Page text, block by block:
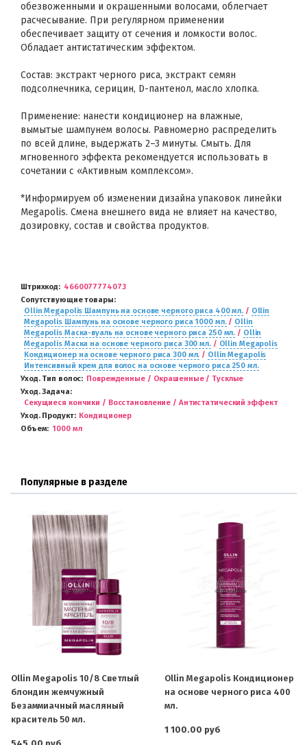
обезвоженными и окрашенными волосами, облегчает
расчесывание. При регулярном применении
обеспечивает защиту от сечения и ломкости волос.
Обладает антистатическим эффектом.
Состав: экстракт черного риса, экстракт семян
подсолнечника, серицин, D-пантенол, масло хлопка.
Применение: нанести кондиционер на влажные,
вымытые шампунем волосы. Равномерно распределить
по всей длине, выдержать 2–3 минуты. Смыть. Для
мгновенного эффекта рекомендуется использовать в
сочетании с «Активным комплексом».
*Информируем об изменении дизайна упаковок линейки
Megapolis. Смена внешнего вида не влияет на качество,
дозировку, состав и свойства продуктов.
Штрихкод
4660077774073
Сопутствующие товары
Ollin Megapolis Шампунь на основе черного риса 400 мл./ Ollin
Megapolis Шампунь на основе черного риса 1000 мл./ Ollin
Megapolis Маска-вуаль на основе черного риса 250 мл. / Ollin
Megapolis Маска на основе черного риса 300 мл./ Ollin Megapolis
Кондиционер на основе черного риса 300 мл. / Ollin Megapolis
Интенсивный крем для волос на основе черного риса 250 мл.
Уход. Тип волос
Поврежденные / Окрашенные / Тусклые
Уход. Задача
Секущиеся кончики / Восстановление / Антистатический эффект
Уход. Продукт
Кондиционер
Объем
1000 мл
Популярные в разделе
Ollin Megapolis 10/8 Светлый
блондин жемчужный
Безаммиачный масляный
краситель 50 мл.
Ollin Megapolis Кондиционер
на основе черного риса 400
мл.
1 100.00 руб